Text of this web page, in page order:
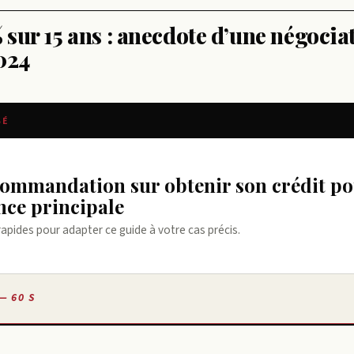
sur 15 ans : anecdote d’une
principale
pour adapter ce guide à votre cas précis.
60 S